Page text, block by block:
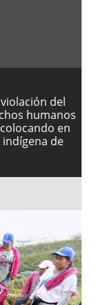
del
humanos
en
de